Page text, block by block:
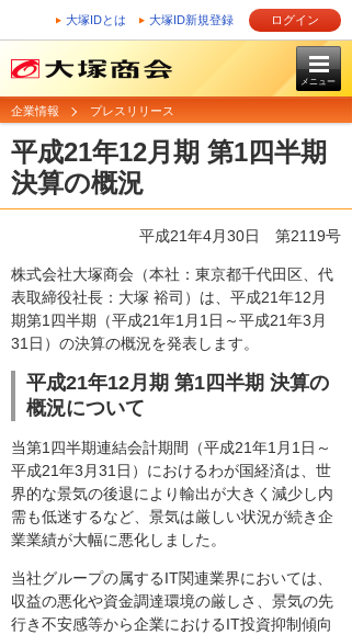
大塚IDとは 大塚ID新規登録 ログイン
メニュー
企業情報 プレスリリース
平成21年12月期 第1四半期
決算の概況
平成21年4月30日 第2119号
株式会社大塚商会（本社：東京都千代田区、代
表取締役社長：大塚 裕司）は、平成21年12月
期第1四半期（平成21年1月1日～平成21年3月
31日）の決算の概況を発表します。
平成21年12月期 第1四半期 決算の
概況について
当第1四半期連結会計期間（平成21年1月1日～
平成21年3月31日）におけるわが国経済は、世
界的な景気の後退により輸出が大きく減少し内
需も低迷するなど、景気は厳しい状況が続き企
業業績が大幅に悪化しました。
当社グループの属するIT関連業界においては、
収益の悪化や資金調達環境の厳しさ、景気の先
行き不安感等から企業におけるIT投資抑制傾向